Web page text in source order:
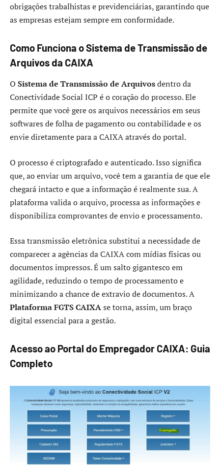
obrigações trabalhistas e previdenciárias, garantindo que
as empresas estejam sempre em conformidade.
Como Funciona o Sistema de Transmissão de
Arquivos da CAIXA
O Sistema de Transmissão de Arquivosdentro da
Conectividade Social ICP é o coração do processo. Ele
permite que você gere os arquivos necessários em seus
softwares de folha de pagamento ou contabilidade e os
envie diretamente para a CAIXA através do portal.
O processo é criptografado e autenticado. Isso significa
que, ao enviar um arquivo, você tem a garantia de que ele
chegará intacto e que a informação é realmente sua. A
plataforma valida o arquivo, processa as informações e
disponibiliza comprovantes de envio e processamento.
Essa transmissão eletrônica substitui a necessidade de
comparecer a agências da CAIXA com mídias físicas ou
documentos impressos. É um salto gigantesco em
agilidade, reduzindo o tempo de processamento e
minimizando a chance de extravio de documentos. A
Plataforma FGTS CAIXAse torna, assim, um braço
digital essencial para a gestão.
Acesso ao Portal do Empregador CAIXA: Guia
Completo